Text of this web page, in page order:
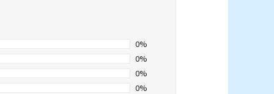
0%
0%
0%
0%